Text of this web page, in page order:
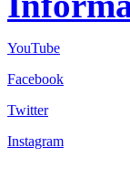
YouTube
Facebook
Twitter
Instagram